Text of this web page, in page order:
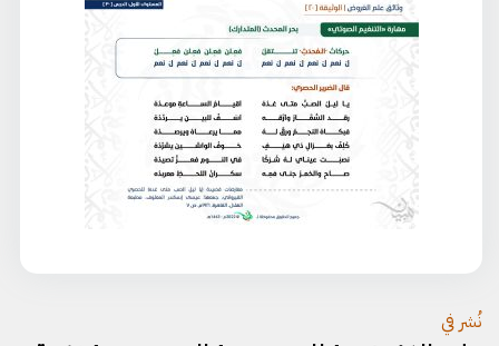
تصفّح
نُشر في